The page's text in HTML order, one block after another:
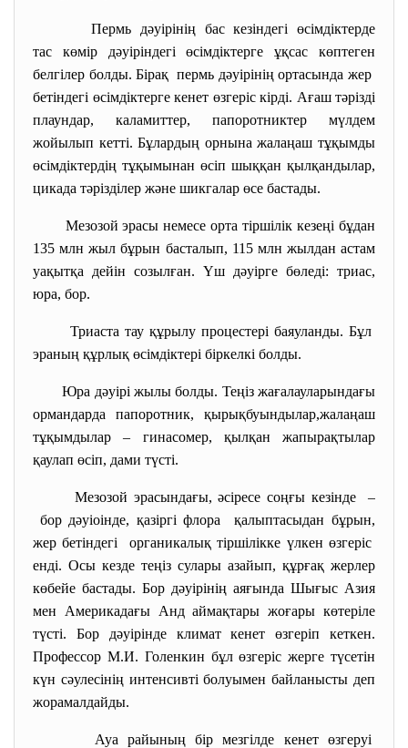
Пермь дәуірінің бас кезіндегіөсімдіктерде
тас көмір дәуіріндегіөсімдіктерге ұқсас көптеген
белгілер болды. Бірақ пермь дәуірінің ортасында жер
бетіндегі өсімдіктерге кенет өзгеріс кірді. Ағаш тәрізді
плаундар, каламиттер, папоротниктер мүлдем
жойылып кетті. Бұлардың орнына жалаңаш тұқымды
өсімдіктердің тұқымынан өсіп шыққан қылқандылар,
цикада тәрізділер және шикгалар өсе бастады.
Мезозой эрасы немесе орта тіршілік кезеңі бұдан
135 млн жыл бұрын басталып, 115 млн жылдан астам
уақытқа дейін созылған. Үш дәуірге бөледі: триас,
юра, бор.
Триаста тау құрылу процестері баяуланды. Бұл
эраның құрлық өсімдіктері біркелкі болды.
Юра дәуірі жылы болды. Теңіз жағалауларындағы
ормандарда папоротник, қырықбуындылар,жалаңаш
тұқымдылар – гинасомер, қылқан жапырақтылар
қаулап өсіп, дами түсті.
Мезозой эрасындағы, әсіресе соңғы кезінде –
бор дәуіоінде, қазіргі флора қалыптасыдан бұрын,
жер бетіндегі органикалық тіршілікке үлкен өзгеріс
енді. Осы кезде теңіз сулары азайып, құрғақ жерлер
көбейе бастады. Бор дәуірінің аяғында Шығыс Азия
мен Америкадағы Анд аймақтары жоғары көтеріле
түсті. Бор дәуірінде климат кенет өзгеріп кеткен.
Профессор М.И. Голенкин бұл өзгеріс жерге түсетін
күн сәулесінің интенсивті болуымен байланысты деп
жорамалдайды.
Ауа райының бір мезгілде кенет өзгеруі